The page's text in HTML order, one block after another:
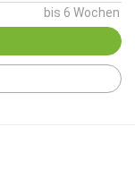
bis 6 Wochen